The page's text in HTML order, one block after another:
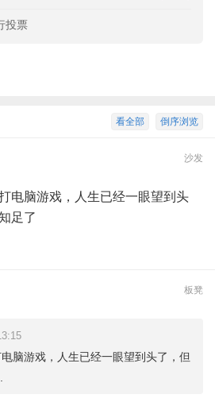
投票
倒序浏览
看全部
沙发
电脑游戏，人生已经一眼望到头
足了
板凳
脑游戏，人生已经一眼望到头了，但